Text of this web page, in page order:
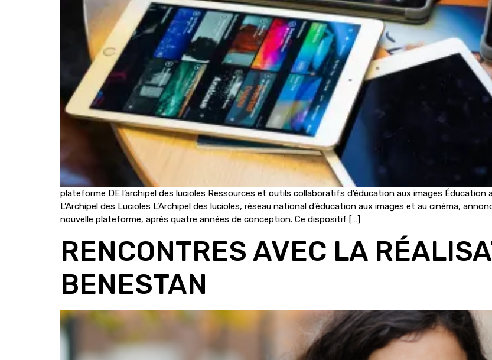
plateforme DE l’archipel des lucioles Ressources et outils collaboratifs d’éducation aux images
L’Archipel des Lucioles L’Archipel des lucioles, réseau national d’éducation aux images et au cinéma,
nouvelle plateforme, après quatre années de conception. Ce dispositif […]
RENCONTRES AVEC LA
BENESTAN